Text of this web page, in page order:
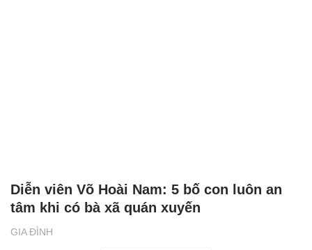
GIA ĐÌNH
Diễn viên Võ Hoài Nam: 5 bố con luôn an
tâm khi có bà xã quán xuyến